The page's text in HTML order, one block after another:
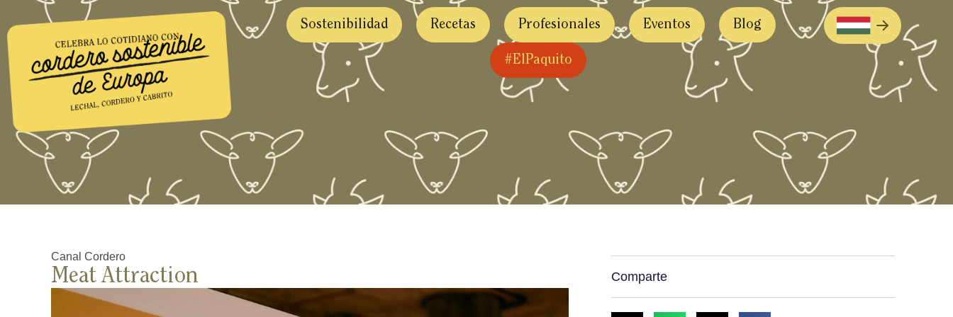
Sostenibilidad Recetas Profesionales Eventos Blog
#ElPaquito
Recetas Eventos #ElPaquito
Canal Cordero
Meat Attraction Comparte